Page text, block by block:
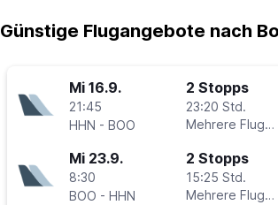
Günstige Flugangebote nach
Mi 16.9.
21:45
HHN - BOO
2 Stopps
23:20 Std.
Mehrere
Mi 23.9.
8:30
BOO - HHN
2 Stopps
15:25 Std.
Mehrere